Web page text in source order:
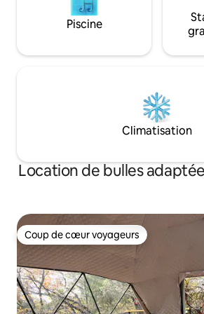
Piscine
Climatisation
Location de bulles
Coup de cœur voyageurs
Coup de cœur voyageurs